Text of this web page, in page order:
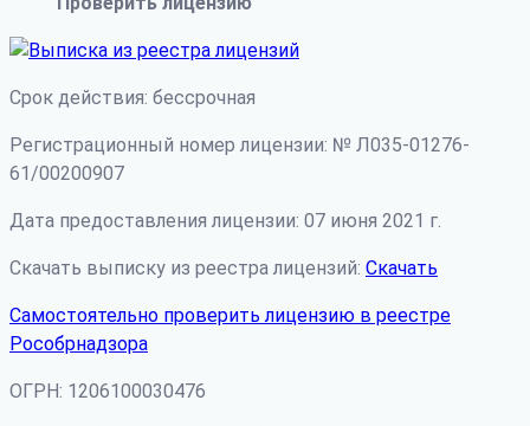
Срок действия: бессрочная
Регистрационный номер лицензии: № Л035-01276-
61/00200907
Дата предоставления лицензии: 07 июня 2021 г.
Скачать выписку из реестра лицензий: Скачать
Самостоятельно проверить лицензию в реестре
Рособрнадзора
ОГРН: 1206100030476